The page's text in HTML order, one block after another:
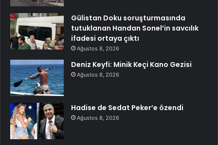
Gülistan Doku soruşturmasında
tutuklanan Handan Sonel’in savcılık
ifadesi ortaya çıktı
Ağustos 8, 2026
Deniz Keyfi: Minik Keçi Kano Gezisi
Ağustos 8, 2026
Hadise de Sedat Peker’e özendi
Ağustos 8, 2026